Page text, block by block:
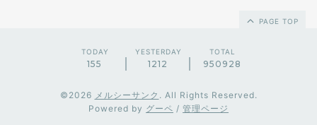
PAGE TOP
TODAY
155
YESTERDAY
1212
TOTAL
950928
©2026 メルシーサンク . All Rights Reserved.
Powered by グーペ / 管理ページ